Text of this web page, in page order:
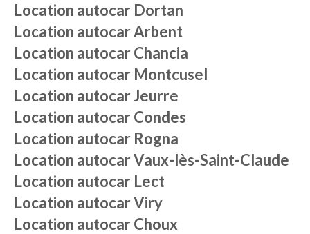
Location autocar Dortan
Location autocarArbent
Location autocarChancia
Location autocar Montcusel
Location autocarJeurre
Location autocarCondes
Location autocar Rogna
Location autocarVaux-lès-Saint-Claude
Location autocar Lect
Location autocarViry
Location autocarChoux